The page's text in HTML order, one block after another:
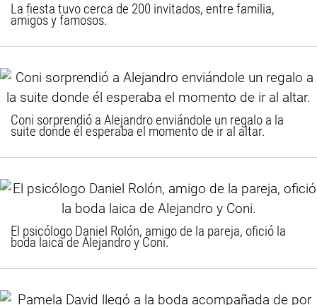
La fiesta tuvo cerca de 200 invitados, entre familia,
amigos y famosos.
Coni sorprendió a Alejandro enviándole un regalo a la
suite donde él esperaba el momento de ir al altar.
El psicólogo Daniel Rolón, amigo de la pareja, ofició la
boda laica de Alejandro y Coni.